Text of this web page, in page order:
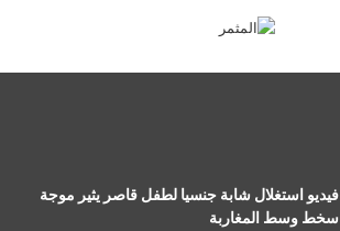
فيديو استغلال شابة جنسيا لطفل قاصر يثير موجة
سخط وسط المغاربة